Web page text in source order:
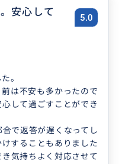
なと感じた1日でした‼️
安心して
5.0
。
は不安も多かったので
して過ごすことができ
で返答が遅くなってし
することもありました
気持ちよく対応させて